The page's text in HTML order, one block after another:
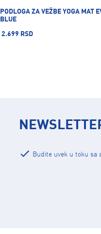
PODLOGA ZA VEŽBE YOGA MAT
BLUE
2.699 RSD
Budite uvek u toku sa